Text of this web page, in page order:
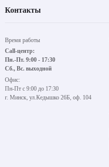
Контакты
Время работы
Call-центр:
Пн.-Пт. 9:00 - 17:30
Сб., Вс. выходной
Офис:
Пн-Пт с 9:00 до 17:30
г. Минск, ул.Кедышко 26Б, оф. 104